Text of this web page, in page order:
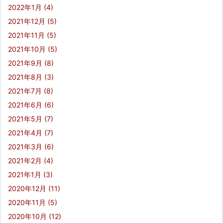
2022年1月 (4)
2021年12月 (5)
2021年11月 (5)
2021年10月 (5)
2021年9月 (8)
2021年8月 (3)
2021年7月 (8)
2021年6月 (6)
2021年5月 (7)
2021年4月 (7)
2021年3月 (6)
2021年2月 (4)
2021年1月 (3)
2020年12月 (11)
2020年11月 (5)
2020年10月 (12)